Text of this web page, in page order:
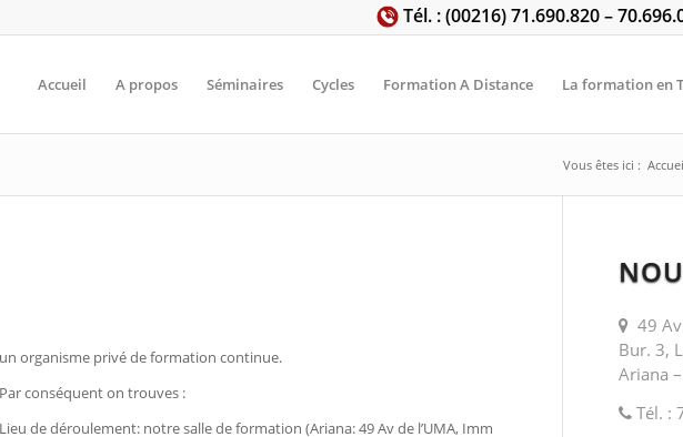
Tél. : (00216) 71.690.820 –
Accueil A propos Séminaires Cycles Formation A Distance La formation en
Vous êtes ici :
organisme privé de formation continue.
conséquent on trouves :
de déroulement: notre salle de formation (Ariana: 49 Av de l’UMA, Imm
49
Bur. 3,
Ariana
Tél. :